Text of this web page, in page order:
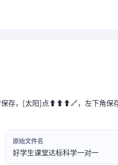
存，[太阳]点⬆⬆⬆🔗，左下角保
原始文件名
好学生课堂达标科学一对一